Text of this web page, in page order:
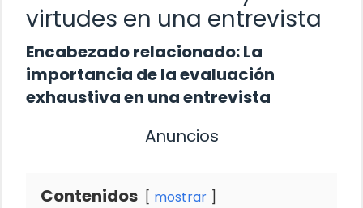
virtudes en una entrevista
Encabezado relacionado: La
importancia de la evaluación
exhaustiva en una entrevista
Anuncios
Contenidos mostrar